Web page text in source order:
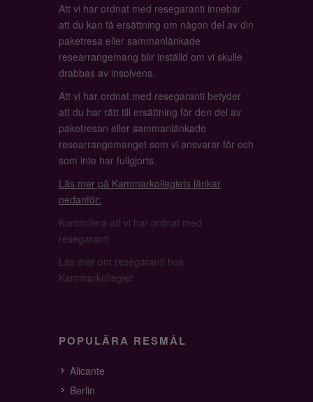
Att vi har ordnat med resegaranti innebär
att du kan få ersättning om någon del av din
paketresa eller sammanlänkade
researrangemang blir inställd om vi skulle
drabbas av insolvens.
Att vi har ordnat med resegaranti betyder
att du har rätt till ersättning för den del av
paketresan eller sammanlänkade
researrangemanget som vi ansvarar för och
som inte har fullgjorts.
Läs mer på Kammarkollegiets länkar
nedanför:
Kontrollera att vi har ordnat med
resegaranti
Läs mer om resegaranti hos
Kammarkollegiet
POPULÄRA RESMÅL
Alicante
Berlin